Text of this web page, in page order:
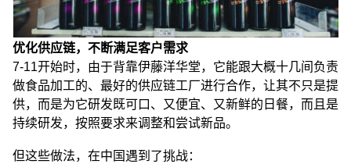
优化供应链，不断满足客户需求
7-11开始时，由于背靠伊藤洋华堂，它能跟大概十几间负责
做食品加工的、最好的供应链工厂进行合作，让其不只是提
供，而是为它研发既可口、又便宜、又新鲜的日餐，而且是
持续研发，按照要求来调整和尝试新品。
但这些做法，在中国遇到了挑战：